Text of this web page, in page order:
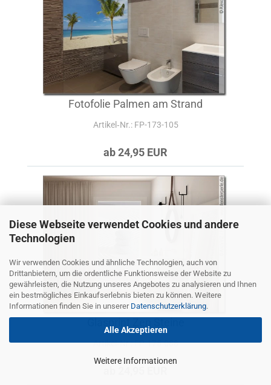
Diese Webseite verwendet Cookies und andere
Technologien
Wir verwenden Cookies und ähnliche Technologien, auch von
Drittanbietern, um die ordentliche Funktionsweise der Website zu
gewährleisten, die Nutzung unseres Angebotes zu analysieren und Ihnen
ein bestmögliches Einkaufserlebnis bieten zu können. Weitere
Informationen finden Sie in unserer Datenschutzerklärung.
Alle Akzeptieren
Weitere Informationen
Fotofolie Palmen am Strand
Artikel‑Nr.: FP-173-105
ab 24,95 EUR
Artikel‑Nr.: FP-175-088